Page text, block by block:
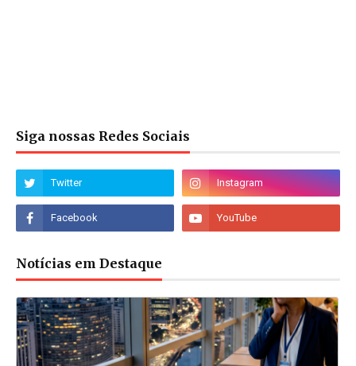
Siga nossas Redes Sociais
Notícias em Destaque